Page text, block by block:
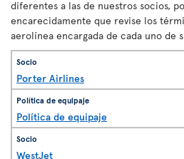
diferentes a las de nuestros socios,
encarecidamente que revise los
aerolínea encargada de cada uno de
Porter Airlines
Política de equipaje
WestJet